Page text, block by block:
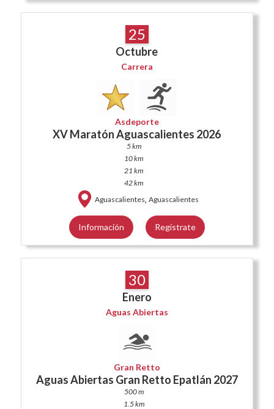
25
Octubre
Carrera
Asdeporte
XV Maratón Aguascalientes 2026
5 km
10 km
21 km
42 km
Aguascalientes, Aguascalientes
Información Regístrate
30
Enero
Aguas Abiertas
Gran Retto
Aguas Abiertas Gran Retto Epatlán 2027
500 m
1.5 km